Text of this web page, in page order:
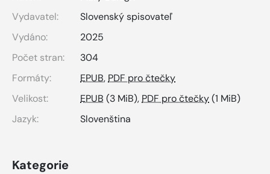
Vydavatel:
Slovenský spisovateľ
Vydáno:
2025
Počet stran:
304
Formáty:
EPUB,PDF pro čtečky
Velikost:
EPUB (3 MiB),PDF pro čtečky(1 MiB)
Jazyk:
Slovenština
Kategorie